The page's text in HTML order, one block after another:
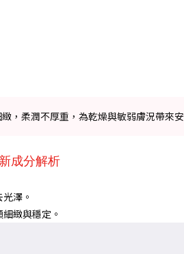
柔潤不厚重，為乾燥與敏弱膚況帶來安
成分解析
澤。
緻與穩定。